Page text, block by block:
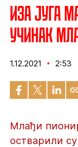
Иза југа
учинак
1.12.2021 2:53
Млађи
остварили